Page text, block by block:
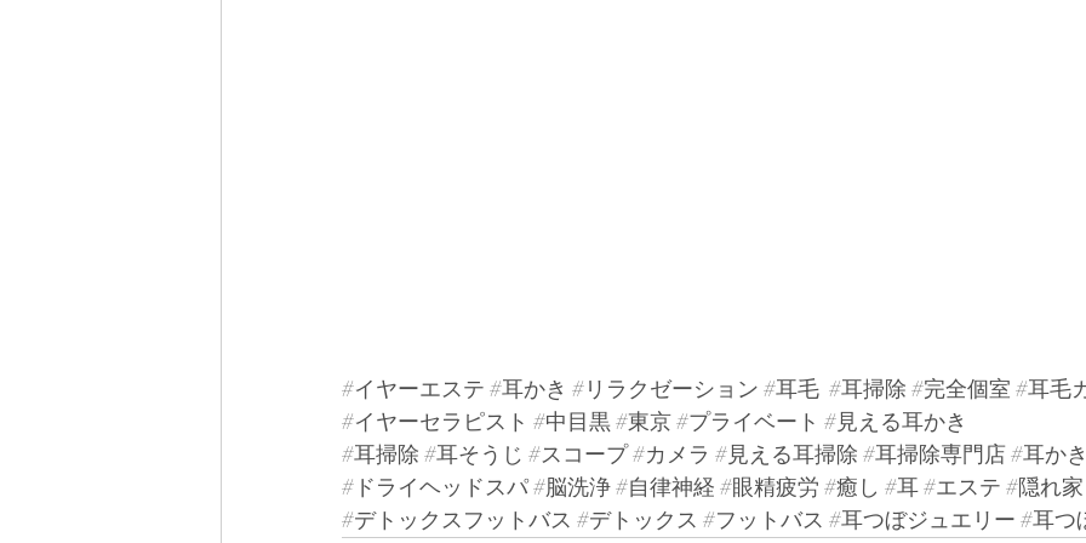
#イヤーエステ #耳かき #リラクゼーション #耳毛 #耳掃除 #完全個室 #耳毛
#イヤーセラピスト #中目黒#東京#プライベート #見える耳かき
#耳掃除 #耳そうじ #スコープ#カメラ #見える耳掃除 #耳掃除専門店#耳か
#ドライヘッドスパ#脳洗浄#自律神経 #眼精疲労 #癒し #耳#エステ #隠れ家
#デトックスフットバス #デトックス #フットバス #耳つぼジュエリー #耳つ